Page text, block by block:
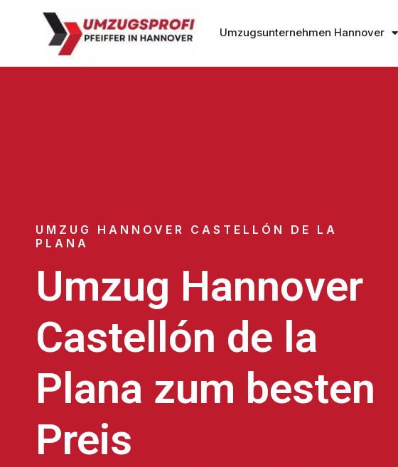
Umzugsunternehmen Hannover
UMZUG HANNOVER CASTELLÓN DE LA
PLANA
Umzug Hannover
Castellón de la
Plana zum besten
Preis